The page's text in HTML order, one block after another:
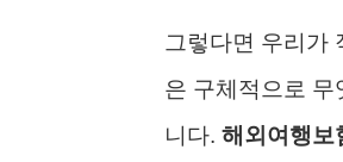
그렇다면 우리가
은 구체적으로
니다. 해외여행보